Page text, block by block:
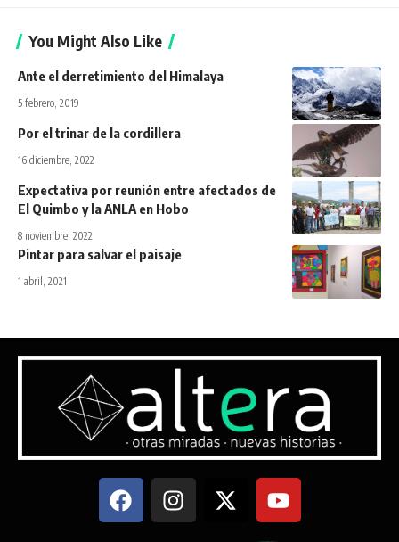
You Might Also Like
Ante el derretimiento del Himalaya
5 febrero, 2019
Por el trinar de la cordillera
16 diciembre, 2022
Expectativa por reunión entre afectados de
El Quimbo y la ANLA en Hobo
8 noviembre, 2022
Pintar para salvar el paisaje
1 abril, 2021